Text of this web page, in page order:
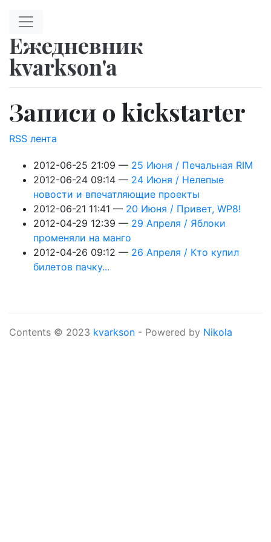
Ежедневник
kvarkson'a
Записи о kickstarter
RSS лента
2012-06-25 21:09
25 Июня / Печальная RIM
2012-06-24 09:14
24 Июня / Нелепые
новости и впечатляющие проекты
2012-06-21 11:41
20 Июня / Привет, WP8!
2012-04-29 12:39
29 Апреля / Яблоки
променяли на манго
2012-04-26 09:12
26 Апреля / Кто купил
билетов пачку...
Contents © 2023 kvarkson - Powered by Nikola